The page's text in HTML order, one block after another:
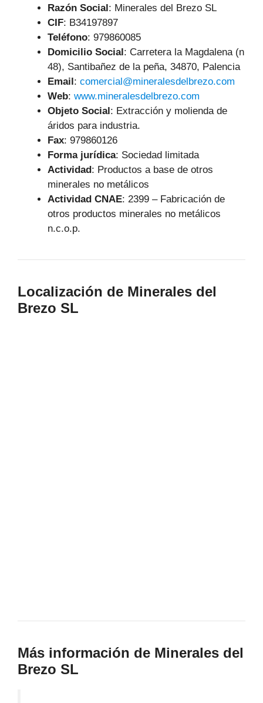
Razón Social: Minerales del Brezo SL
CIF: B34197897
Teléfono: 979860085
Domicilio Social: Carretera la Magdalena (n
48), Santibañez de la peña, 34870, Palencia
Email: comercial@mineralesdelbrezo.com
Web: www.mineralesdelbrezo.com
Objeto Social: Extracción y molienda de
áridos para industria.
Fax: 979860126
Forma jurídica: Sociedad limitada
Actividad: Productos a base de otros
minerales no metálicos
Actividad CNAE: 2399 – Fabricación de
otros productos minerales no metálicos
n.c.o.p.
Localización de Minerales del
Brezo SL
Más información de Minerales del
Brezo SL